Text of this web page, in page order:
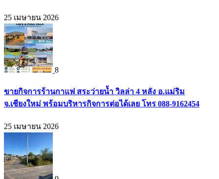
25 เมษายน 2026
8
ขายกิจการร้านกาแฟ สระว่ายน้ำ วิลล่า 4 หลัง อ.แม่ริม
จ.เชียงใหม่ พร้อมบริหารกิจการต่อได้เลย โทร 088-9162454
25 เมษายน 2026